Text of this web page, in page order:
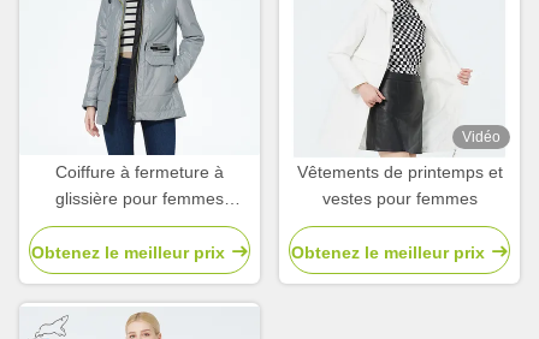
printemps est léger, le
manteau de printemps est
léger, le manteau de
printemps est léger.
Coiffure à fermeture à
glissière pour femmes
Courte imperméable à l'eau
Obtenez le meilleur prix
Vidéo
Vêtements de printemps et
vestes pour femmes
Obtenez le meilleur prix